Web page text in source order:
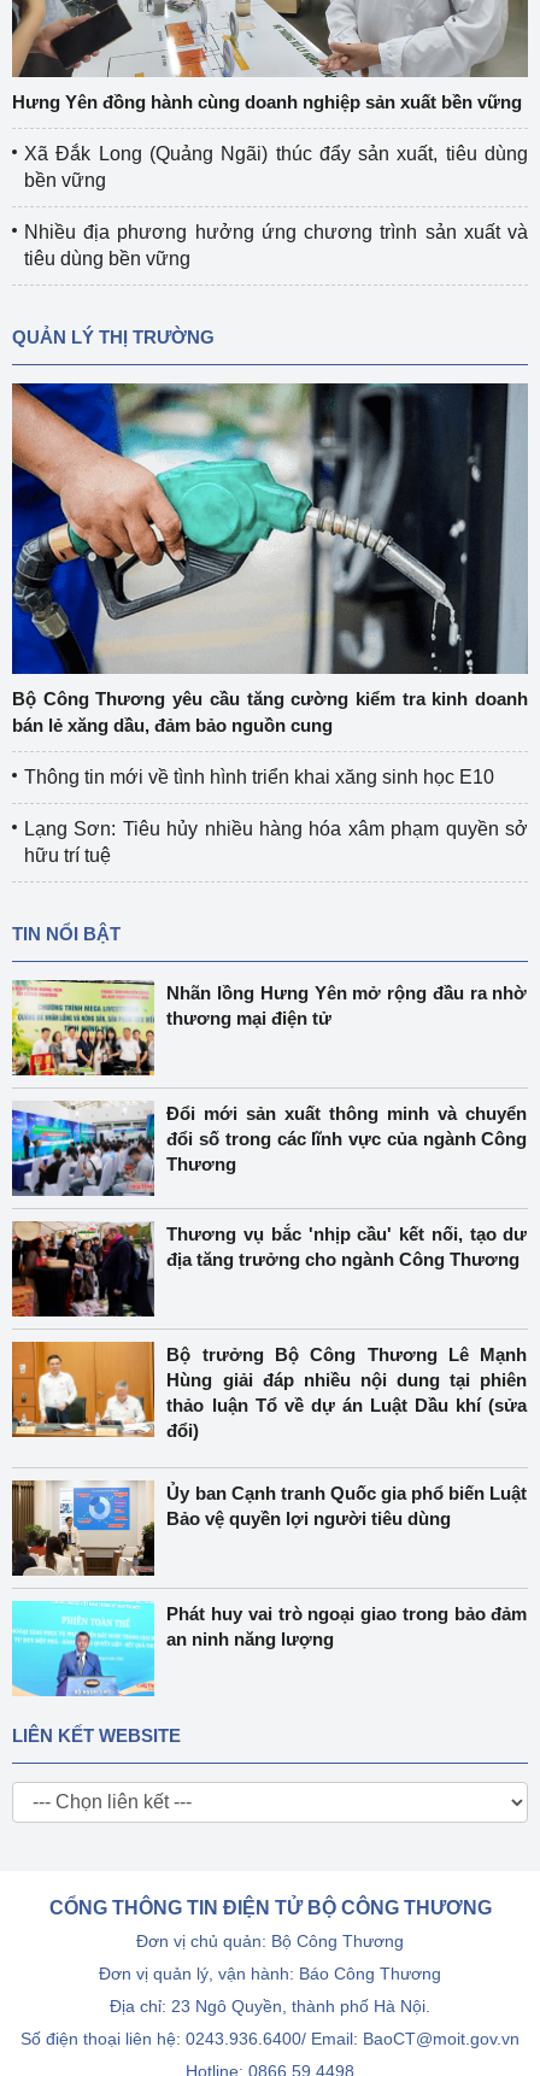
Hưng Yên đồng hành cùng doanh nghiệp sản xuất bền vững
Xã Đắk Long (Quảng Ngãi) thúc đẩy sản xuất, tiêu dùng
bền vững
Nhiều địa phương hưởng ứng chương trình sản xuất và
tiêu dùng bền vững
QUẢN LÝ THỊ TRƯỜNG
Bộ Công Thương yêu cầu tăng cường kiểm tra kinh doanh
bán lẻ xăng dầu, đảm bảo nguồn cung
Thông tin mới về tình hình triển khai xăng sinh học E10
Lạng Sơn: Tiêu hủy nhiều hàng hóa xâm phạm quyền sở
hữu trí tuệ
TIN NỔI BẬT
Nhãn lồng Hưng Yên mở rộng đầu ra nhờ
thương mại điện tử
Đổi mới sản xuất thông minh và chuyển
đổi số trong các lĩnh vực của ngành Công
Thương
Thương vụ bắc 'nhịp cầu' kết nối, tạo dư
địa tăng trưởng cho ngành Công Thương
Bộ trưởng Bộ Công Thương Lê Mạnh
Hùng giải đáp nhiều nội dung tại phiên
thảo luận Tổ về dự án Luật Dầu khí (sửa
đổi)
Ủy ban Cạnh tranh Quốc gia phổ biến Luật
Bảo vệ quyền lợi người tiêu dùng
Phát huy vai trò ngoại giao trong bảo đảm
an ninh năng lượng
LIÊN KẾT WEBSITE
CỔNG THÔNG TIN ĐIỆN TỬ BỘ CÔNG THƯƠNG
Đơn vị chủ quản: Bộ Công Thương
Đơn vị quản lý, vận hành: Báo Công Thương
Địa chỉ: 23 Ngô Quyền, thành phố Hà Nội.
Số điện thoại liên hệ: 0243.936.6400/ Email: BaoCT@moit.gov.vn
Hotline: 0866.59.4498